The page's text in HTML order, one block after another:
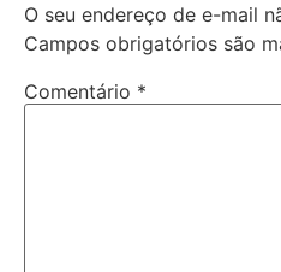
O seu endereço de e-mail
Campos obrigatórios são
Comentário *